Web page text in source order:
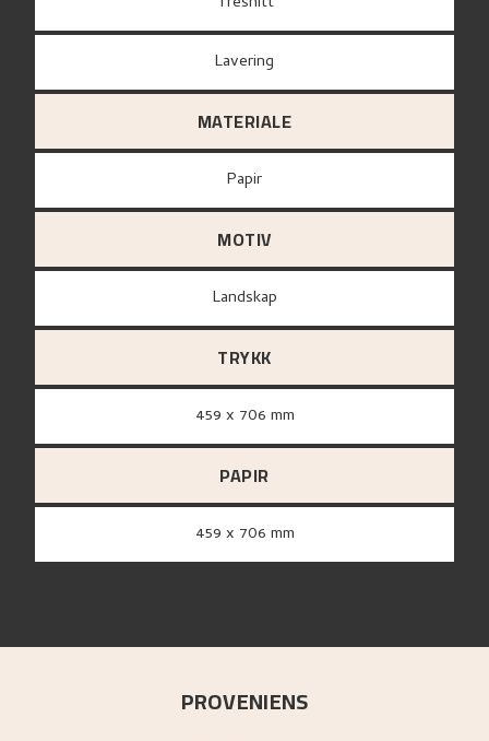
Lavering
MATERIALE
papir
MOTIV
Landskap
TRYKK
459 x 706 mm
PAPIR
459 x 706 mm
PROVENIENS